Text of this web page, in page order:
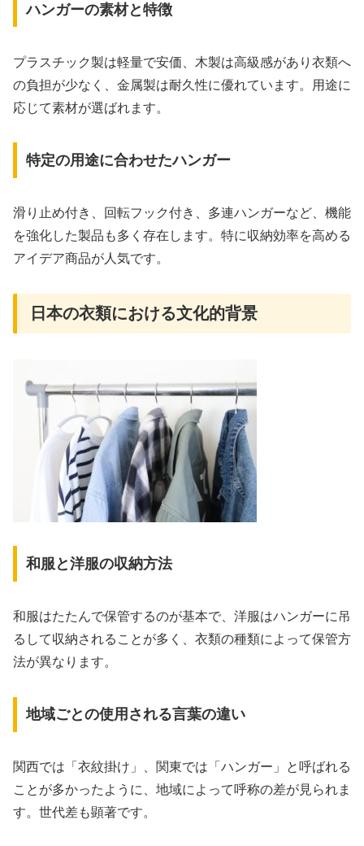
ハンガーの素材と特徴
プラスチック製は軽量で安価、木製は高級感があり衣類へ
の負担が少なく、金属製は耐久性に優れています。用途に
応じて素材が選ばれます。
特定の用途に合わせたハンガー
滑り止め付き、回転フック付き、多連ハンガーなど、機能
を強化した製品も多く存在します。特に収納効率を高める
アイデア商品が人気です。
日本の衣類における文化的背景
和服と洋服の収納方法
和服はたたんで保管するのが基本で、洋服はハンガーに吊
るして収納されることが多く、衣類の種類によって保管方
法が異なります。
地域ごとの使用される言葉の違い
関西では「衣紋掛け」、関東では「ハンガー」と呼ばれる
ことが多かったように、地域によって呼称の差が見られま
す。世代差も顕著です。